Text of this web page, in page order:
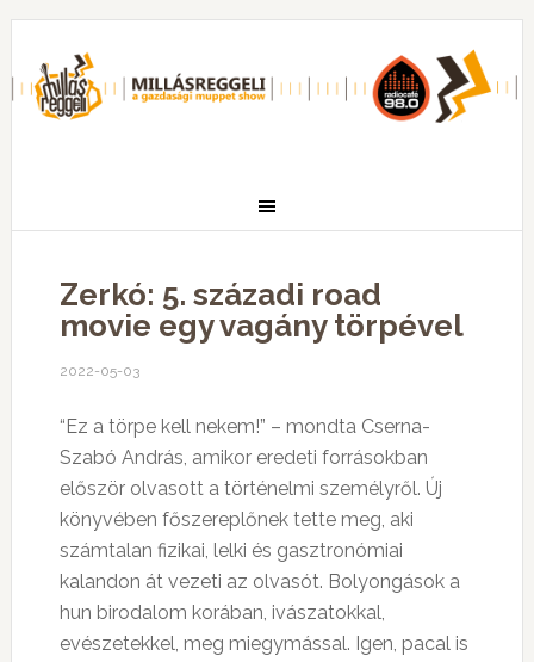
Zerkó: 5. századi road
movie egy vagány törpével
2022-05-03
“Ez a törpe kell nekem!” – mondta Cserna-
Szabó András, amikor eredeti forrásokban
először olvasott a történelmi személyről. Új
könyvében főszereplőnek tette meg, aki
számtalan fizikai, lelki és gasztronómiai
kalandon át vezeti az olvasót. Bolyongások a
hun birodalom korában, ivászatokkal,
evészetekkel, meg miegymással. Igen, pacal is